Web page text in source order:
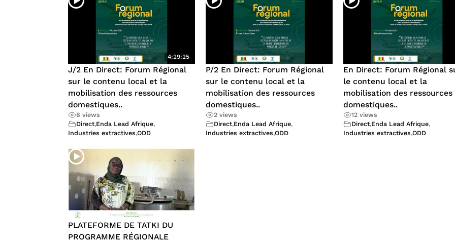
4:29:25
J/2 En Direct: Forum Régional
sur le contenu local et la
mobilisation des ressources
domestiques..
8 views
Direct,Enda Lead Afrique,
Industries extractives,ODD
P/2 En Direct: Forum Régional
sur le contenu local et la
mobilisation des ressources
domestiques..
2 views
Direct,Enda Lead Afrique,
Industries extractives,ODD
En Direct: Forum Régional
le contenu local et la
mobilisation des ressources
domestiques..
12 views
Direct,Enda Lead Afrique,
Industries extractives,ODD
PLATEFORME DE TATKI DU
PROGRAMME RÉGIONALE